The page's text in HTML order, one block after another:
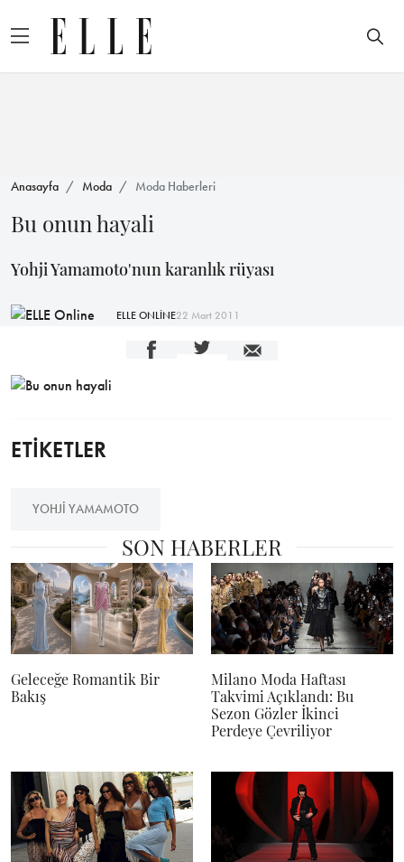
Anasayfa Moda Moda Haberleri
Bu onun hayali
Yohji Yamamoto'nun karanlık rüyası
ELLE ONLİNE22 Mart 2011
ETİKETLER
YOHJI YAMAMOTO
SON HABERLER
Geleceğe Romantik Bir
Bakış
Milano Moda Haftası
Takvimi Açıklandı: Bu
Sezon Gözler İkinci
Perdeye Çevriliyor